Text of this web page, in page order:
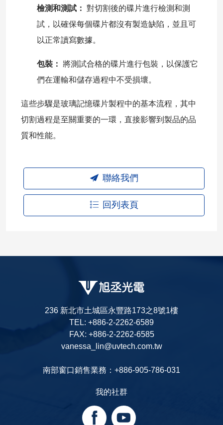
檢測和測試：
對切割後的碟片進行檢測和測
試，以確保每個碟片都沒有製造缺陷，並且可
以正常讀寫數據。
包裝：
將測試合格的碟片進行包裝，以保護它
們在運輸和儲存過程中不受損壞。
這些步驟是玻璃記憶碟片製程中的基本流程，其中
切割過程是至關重要的一環，直接影響到製品的品
質和性能。
聯絡我們
回列表頁
236 新北市土城區永豐路173之8號1樓
TEL: +886-2-2262-6589
FAX: +886-2-2262-6585
vanessa_lin@uvtech.com.tw
南部窗口銷售業務：+886-905-786-031
我的社群